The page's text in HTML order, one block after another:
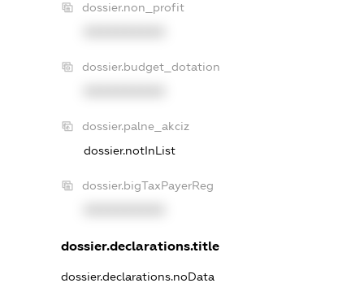
dossier.non_profit
dossier.budget_dotation
dossier.palne_akciz
dossier.notInList
dossier.bigTaxPayerReg
dossier.declarations.title
dossier.declarations.noData